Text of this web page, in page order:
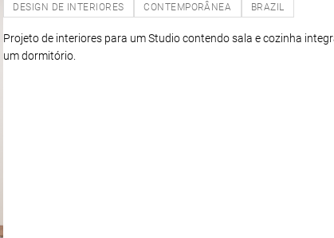
DESIGN DE INTERIORES CONTEMPORÂNEA BRAZIL
Projeto de interiores para um Studio contendo sala e cozinha
um dormitório.